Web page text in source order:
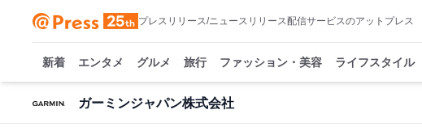
プレスリリース/ニュースリリース配信サービスのアットプレス
新着 エンタメ グルメ 旅行 ファッション・美容 ライフスタイル
ガーミンジャパン株式会社